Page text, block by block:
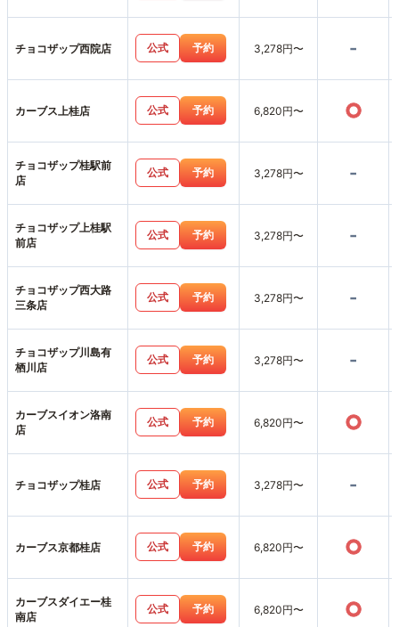
チョコザップ西院店 公式 予約 3,278円〜 -
カーブス上桂店 公式 予約 6,820円〜 ○
チョコザップ桂駅前
店
公式 予約 3,278円〜 -
チョコザップ上桂駅
前店
公式 予約 3,278円〜 -
チョコザップ西大路
三条店
公式 予約 3,278円〜 -
チョコザップ川島有
栖川店
公式 予約 3,278円〜 -
カーブスイオン洛南
店
公式 予約 6,820円〜 ○
チョコザップ桂店 公式 予約 3,278円〜 -
カーブス京都桂店 公式 予約 6,820円〜 ○
カーブスダイエー桂
南店
公式 予約 6,820円〜 ○